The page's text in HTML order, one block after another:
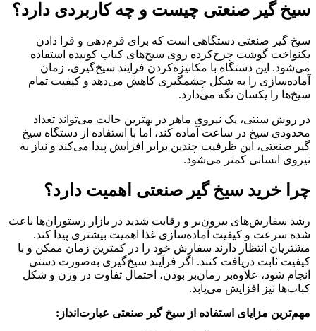
سیخ گیر صنعتی چیست و چه کاربردی دارد؟
سیخ گیر صنعتی دستگاهی است که برای فرم‌دهی و قرا دادن
یکنواخت گوشت چرخ‌کرده روی سیخ‌های کباب کوبیده استفاده
می‌شود. این دستگاه با مکانیزه‌کردن فرایند سیخ‌گیری، زمان
آماده‌سازی را به شکل چشمگیری کاهش می‌دهد و کیفیت تمام
سیخ‌ها را یکسان نگه می‌دارد.
در روش سنتی، یک نیروی ماهر در بهترین حالت می‌تواند تعداد
محدودی سیخ در ساعت آماده کند، اما با استفاده از دستگاه سیخ
گیر صنعتی، این ظرفیت چندین برابر افزایش پیدا می‌کند و نیاز به
نیروی انسانی کمتر می‌شود.
چرا خرید سیخ گیر صنعتی اهمیت دارد؟
رشد سفارش‌های بیرون‌بر و رقابت شدید در بازار رستوران‌ها باعث
شده سرعت و کیفیت آماده‌سازی غذا اهمیت بیشتری پیدا کند.
مشتریان انتظار دارند سفارش خود را در کمترین زمان ممکن و با
کیفیت ثابت دریافت کنند. اگر فرآیند سیخ‌گیری به‌صورت دستی
انجام شود، علاوه‌بر زمان‌بر بودن، احتمال تفاوت در وزن و شکل
کباب‌ها نیز افزایش می‌یابد.
مهم‌ترین مزایای استفاده از سیخ گیر صنعتی عبارت‌انداز: